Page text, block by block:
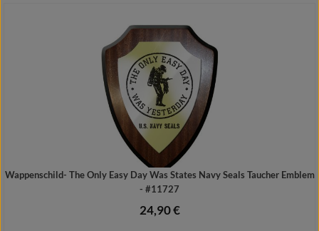
In den Warenkorb
Wappenschild- The Only Easy Day Was States Navy Seals Taucher Emblem
- #11727
Regulärer Preis:
24,90 €